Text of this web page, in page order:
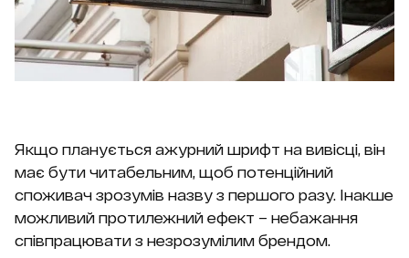
Якщо планується ажурний шрифт на вивісці, він
має бути читабельним, щоб потенційний
споживач зрозумів назву з першого разу. Інакше
можливий протилежний ефект – небажання
співпрацювати з незрозумілим брендом.